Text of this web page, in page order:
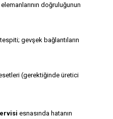
doğruluğunun
gevşek bağlantıların
(gerektiğinde üretici
esnasında hatanın